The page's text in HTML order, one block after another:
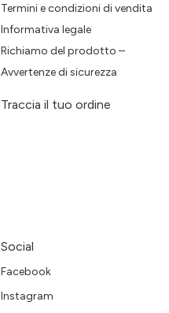
Termini e condizioni di vendita
Informativa legale
Richiamo del prodotto –
Avvertenze di sicurezza
Traccia il tuo ordine
Social
Facebook
Instagram